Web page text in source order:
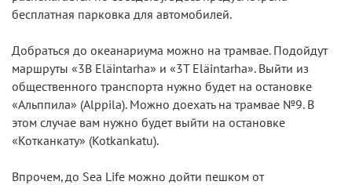
бесплатная парковка для автомобилей.
Добраться до океанариума можно на трамвае. Подойдут
маршруты «3B Eläintarha» и «3T Eläintarha». Выйти из
общественного транспорта нужно будет на остановке
«Альппила» (Alppila). Можно доехать на трамвае №9. В
этом случае вам нужно будет выйти на остановке
«Котканкату» (Kotkankatu).
Впрочем, до Sea Life можно дойти пешком от